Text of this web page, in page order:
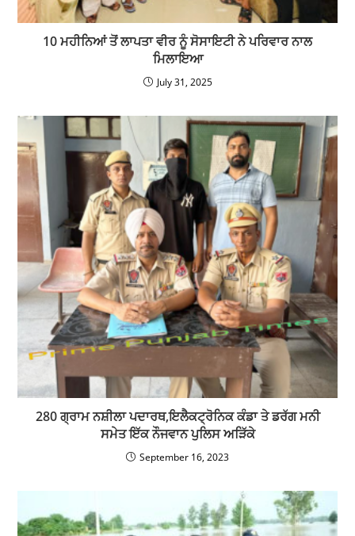
10 ਮਹੀਨਿਆਂ ਤੋਂ ਲਾਪਤਾ ਵੀਰ ਨੂੰ ਸੋਸਾਇਟੀ ਨੇ ਪਰਿਵਾਰ ਨਾਲ
ਮਿਲਾਇਆ
July 31, 2025
280 ਗ੍ਰਾਮ ਨਸ਼ੀਲਾ ਪਦਾਰਥ,ਇਲੈਕਟ੍ਰੋਨਿਕ ਕੰਡਾ ਤੇ ਡਰੱਗ ਮਨੀ
ਸਮੇਤ ਇੱਕ ਨੌਜਵਾਨ ਪੁਲਿਸ ਅੜਿੱਕੇ
September 16, 2023